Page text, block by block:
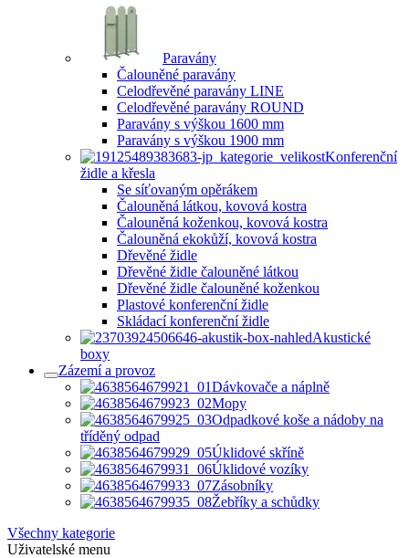
Paravány
Čalouněné paravány
Celodřevěné paravány LINE
Celodřevěné paravány ROUND
Paravány s výškou 1600 mm
Paravány s výškou 1900 mm
Konferenční
židle a křesla
Se síťovaným opěrákem
Čalouněná látkou, kovová kostra
Čalouněná koženkou, kovová kostra
Čalouněná ekokůží, kovová kostra
Dřevěné židle
Dřevěné židle čalouněné látkou
Dřevěné židle čalouněné koženkou
Plastové konferenční židle
Skládací konferenční židle
Akustické
boxy
Zázemí a provoz
Dávkovače a náplně
Mopy
Odpadkové koše a nádoby na
tříděný odpad
Úklidové skříně
Úklidové vozíky
Zásobníky
Žebříky a schůdky
Všechny kategorie
Uživatelské menu